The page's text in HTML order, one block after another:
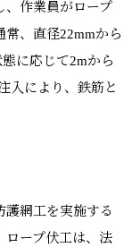
、作業員がロープ
、直径22mmから
に応じて2mから
入により、鉄筋と
網工を実施する
ロープ伏工は、法